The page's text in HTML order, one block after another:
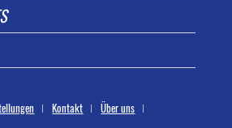
Kontakt
Über uns